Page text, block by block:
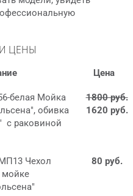
ЦЕНЫ
Цена
белая Мойка
обивка
с раковиной
1800 руб.
1620 руб.
Чехол
80 руб.